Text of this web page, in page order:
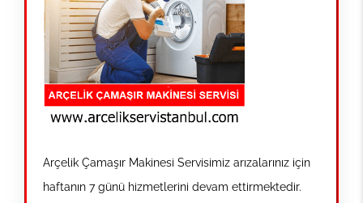
Arçelik Çamaşır Makinesi Servisimiz arızalarınız için
haftanın 7 günü hizmetlerini devam ettirmektedir.